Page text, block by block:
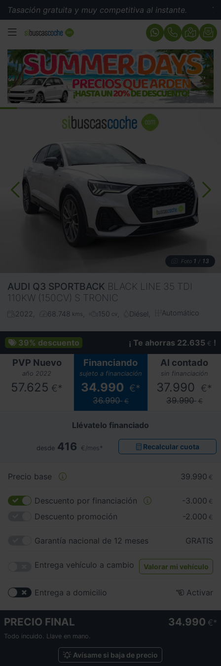
gratuita y muy competitiva al instante.
MENÚ
Foto 1 / 13
AUDI Q3 SPORTBACK BLACK LINE 35 TDI
110KW (150CV) S TRONIC
2022 68.748 kms 150 cv Diésel Automático
39% descuento ¡ Te ahorras 22.635 € !
PVP Nuevo
año 2022
57.625 €*
Financiando
sujeto a financiación
34.990 €*
36.990 €
Al contado
sin financiación
37.990 €*
39.990 €
Llévatelo financiado
desde 416 €/mes* Recalcular cuota
Precio base 39.990 €
Descuento por financiación -3.000 €
Descuento promoción -2.000 €
Garantía nacional de 12 meses GRATIS
Entrega vehículo a cambio Valorar mi vehículo
Entrega a domicilio Activar
PRECIO FINAL 34.990 €
Todo incuido. Llave en mano.
Avísame si baja de precio